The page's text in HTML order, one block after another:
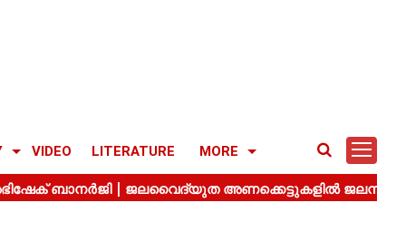
VIDEO LITERATURE MORE